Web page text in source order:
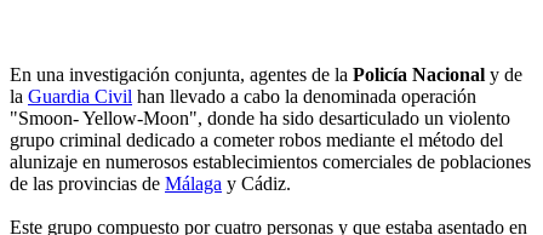
En una investigación conjunta, agentes de la Policía Nacional y de
la Guardia Civil han llevado a cabo la denominada operación
"Smoon- Yellow-Moon", donde ha sido desarticulado un violento
grupo criminal dedicado a cometer robos mediante el método del
alunizaje en numerosos establecimientos comerciales de poblaciones
de las provincias de Málaga y Cádiz.
Este grupo compuesto por cuatro personas y que estaba asentado en